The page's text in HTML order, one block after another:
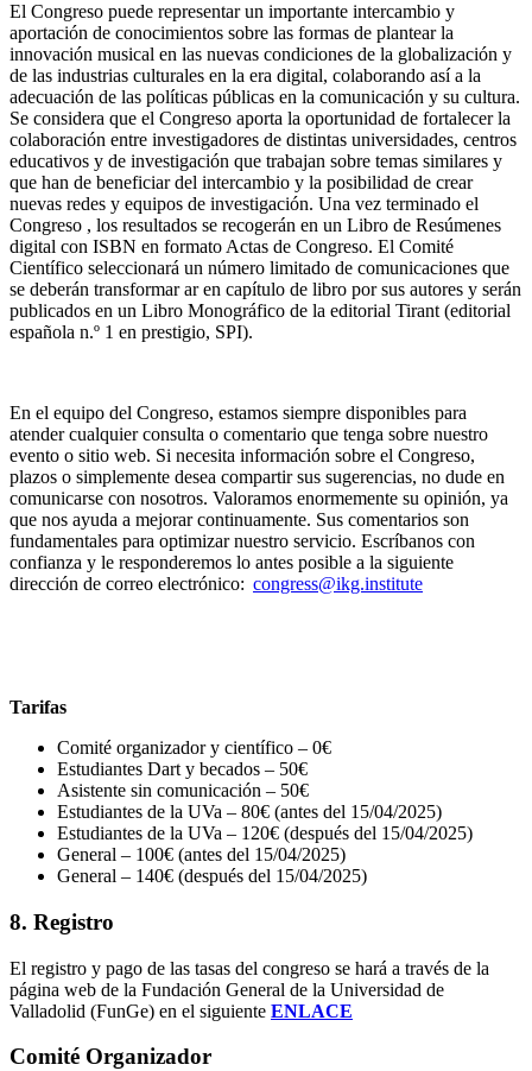
El Congreso puede representar un importante intercambio y
aportación de conocimientos sobre las formas de plantear la
innovación musical en las nuevas condiciones de la globalización y
de las industrias culturales en la era digital, colaborando así a la
adecuación de las políticas públicas en la comunicación y su cultura.
Se considera que el Congreso aporta la oportunidad de fortalecer la
colaboración entre investigadores de distintas universidades, centros
educativos y de investigación que trabajan sobre temas similares y
que han de beneficiar del intercambio y la posibilidad de crear
nuevas redes y equipos de investigación. Una vez terminado el
Congreso , los resultados se recogerán en un Libro de Resúmenes
digital con ISBN en formato Actas de Congreso. El Comité
Científico seleccionará un número limitado de comunicaciones que
se deberán transformarar en capítulo de libro por sus autores y serán
publicados en un Libro Monográfico de la editorial Tirant (editorial
española n.º 1 en prestigio, SPI).
En el equipo del Congreso, estamos siempre disponibles para
atender cualquier consulta o comentario que tenga sobre nuestro
evento o sitio web. Si necesita información sobre el Congreso,
plazos o simplemente desea compartir sus sugerencias, no dude en
comunicarse con nosotros. Valoramos enormemente su opinión, ya
que nos ayuda a mejorar continuamente. Sus comentarios son
fundamentales para optimizar nuestro servicio. Escríbanos con
confianza y le responderemos lo antes posible a la siguiente
dirección de correo electrónico: congress@ikg.institute
Tarifas
Comité organizador y científico – 0€
Estudiantes Dart y becados – 50€
Asistente sin comunicación – 50€
Estudiantes de la UVa – 80€ (antes del 15/04/2025)
Estudiantes de la UVa – 120€ (después del 15/04/2025)
General – 100€ (antes del 15/04/2025)
General – 140€ (después del 15/04/2025)
8. Registro
El registro y pago de las tasas del congreso se hará a través de la
página web de la Fundación General de la Universidad de
Valladolid (FunGe) en el siguiente ENLACE
Comité Organizador